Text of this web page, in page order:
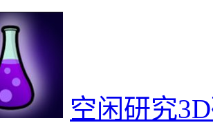
空闲研究